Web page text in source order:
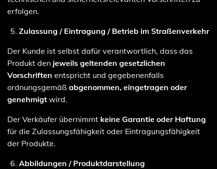
erfolgen.
Zulassung / Eintragung / Betrieb im Straßenverkehr
Der Kunde ist selbst dafür verantwortlich, dass das
Produkt den jeweils geltenden gesetzlichen
Vorschriften entspricht und gegebenenfalls
ordnungsgemäß abgenommen, eingetragen oder
genehmigt wird.
Der Verkäufer übernimmt keine Garantie oder Haftung
für die Zulassungsfähigkeit oder Eintragungsfähigkeit
der Produkte.
Abbildungen / Produktdarstellung